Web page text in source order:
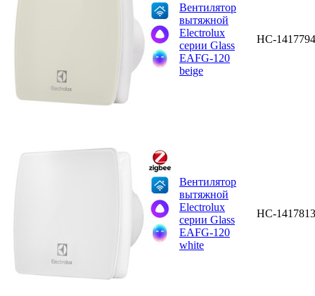
Вентилятор
вытяжной
Electrolux
серии Glass
EAFG-120
beige
НС-1417794
Вентилятор
вытяжной
Electrolux
серии Glass
EAFG-120
white
НС-1417813